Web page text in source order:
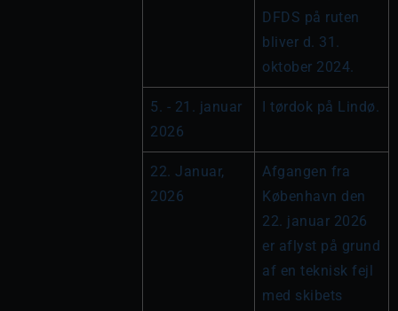
DFDS på ruten
bliver d. 31.
oktober 2024.
5. - 21. januar
2026
I tørdok på Lindø.
22. Januar,
2026
Afgangen fra
København den
22. januar 2026
er aflyst på grund
af en teknisk fejl
med skibets